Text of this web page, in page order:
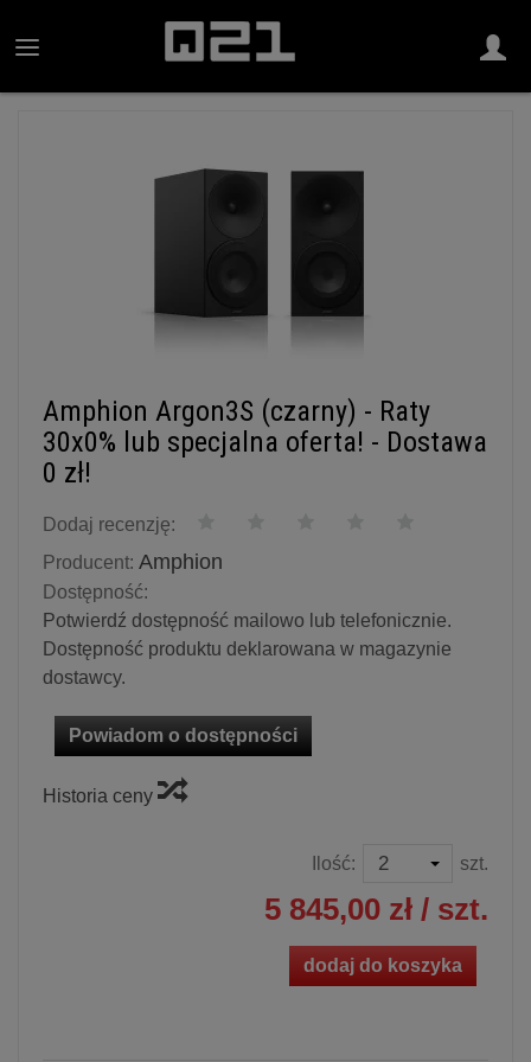
Amphion Argon3S (czarny) - Raty
30x0% lub specjalna oferta! - Dostawa
0 zł!
Dodaj recenzję:
Producent: Amphion
Dostępność:
Potwierdź dostępność mailowo lub telefonicznie.
Dostępność produktu deklarowana w magazynie
dostawcy.
Powiadom o dostępności
Historia ceny
Ilość: szt.
5 845,00 zł / szt.
dodaj do koszyka